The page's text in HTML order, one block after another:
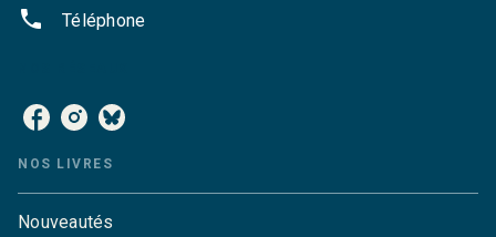
phone Téléphone
NOS LIVRES
Nouveautés